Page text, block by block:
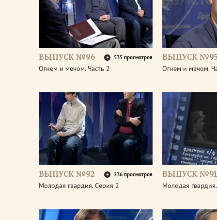
ВЫПУСК №96 535 просмотров
Огнем и мечом. Часть 2
ВЫПУСК
Огнем и мечом.
ВЫПУСК №92 236 просмотров
Молодая гвардия. Серия 2
ВЫПУСК №91
Молодая